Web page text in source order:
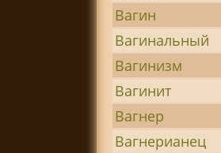
Вагин
Вагинальный
Вагинизм
Вагинит
Вагнер
Вагнерианец